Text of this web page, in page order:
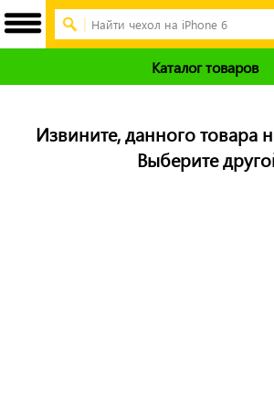
Каталог товаров
Извините, данного товара
Выберите